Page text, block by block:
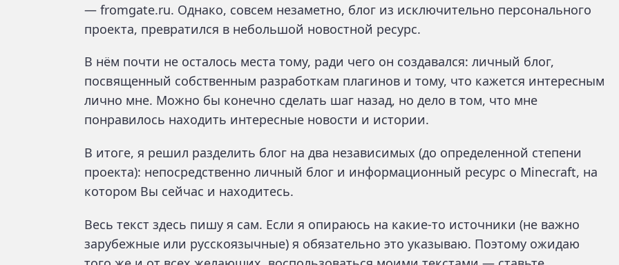
— fromgate.ru. Однако, совсем незаметно, блог из исключительно персонального
проекта, превратился в небольшой новостной ресурс.
В нём почти не осталось места тому, ради чего он создавался: личный блог,
посвященный собственным разработкам плагинов и тому, что кажется интересным
лично мне. Можно бы конечно сделать шаг назад, но дело в том, что мне
понравилось находить интересные новости и истории.
В итоге, я решил разделить блог на два независимых (до определенной степени
проекта): непосредственно личный блог и информационный ресурс о Minecraft, на
котором Вы сейчас и находитесь.
Весь текст здесь пишу я сам. Если я опираюсь на какие-то источники (не важно
зарубежные или русскоязычные) я обязательно это указываю. Поэтому ожидаю